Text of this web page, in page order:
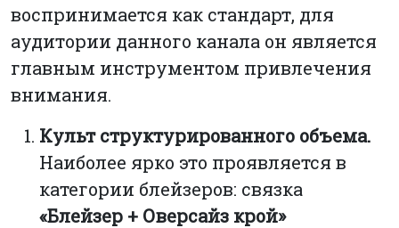
воспринимается как стандарт, для
аудитории данного канала он является
главным инструментом привлечения
внимания.
Культ структурированного объема.
Наиболее ярко это проявляется в
категории блейзеров: связка
«Блейзер + Оверсайз крой»